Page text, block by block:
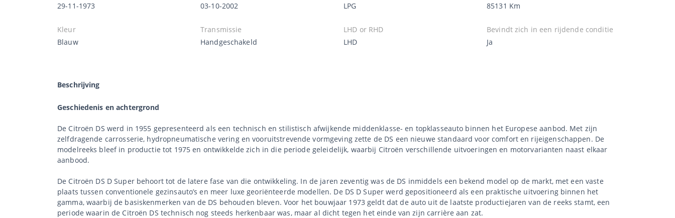
29-11-1973
03-10-2002
LPG
85131 Km
Kleur
Blauw
Transmissie
Handgeschakeld
LHD or RHD
LHD
Bevindt zich in een rijdende conditie
Ja
Beschrijving
Geschiedenis en achtergrond
De Citroën DS werd in 1955 gepresenteerd als een technisch en stilistisch afwijkende middenklasse- en topklasseauto binnen het Europese aanbod. Met zijn
zelfdragende carrosserie, hydropneumatische vering en vooruitstrevende vormgeving zette de DS een nieuwe standaard voor comfort en rijeigenschappen. De
modelreeks bleef in productie tot 1975 en ontwikkelde zich in die periode geleidelijk, waarbij Citroën verschillende uitvoeringen en motorvarianten naast elkaar
aanbood.
De Citroën DS D Super behoort tot de latere fase van die ontwikkeling. In de jaren zeventig was de DS inmiddels een bekend model op de markt, met een vaste
plaats tussen conventionele gezinsauto’s en meer luxe georiënteerde modellen. De DS D Super werd gepositioneerd als een praktische uitvoering binnen het
gamma, waarbij de basiskenmerken van de DS behouden bleven. Voor het bouwjaar 1973 geldt dat de auto uit de laatste productiejaren van de reeks stamt, een
periode waarin de Citroën DS technisch nog steeds herkenbaar was, maar al dicht tegen het einde van zijn carrière aan zat.